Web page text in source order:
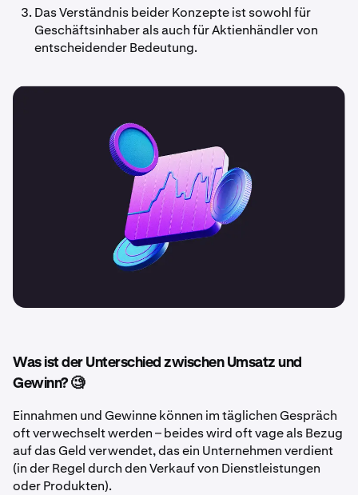
Das Verständnis beider Konzepte ist sowohl für
Geschäftsinhaber als auch für Aktienhändler von
entscheidender Bedeutung.
Was ist der Unterschied zwischen Umsatz und
Gewinn? 🧐
Einnahmen und Gewinne können im täglichen Gespräch
oft verwechselt werden – beides wird oft vage als Bezug
auf das Geld verwendet, das ein Unternehmen verdient
(in der Regel durch den Verkauf von Dienstleistungen
oder Produkten).